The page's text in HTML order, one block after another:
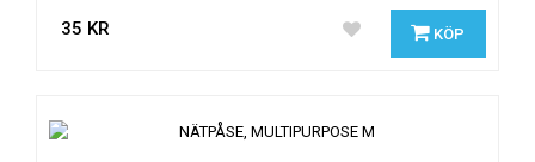
35 KR KÖP